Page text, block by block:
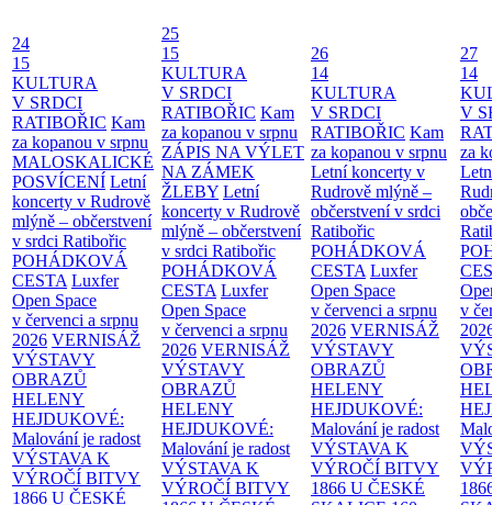
24
15
KULTURA
V SRDCI
RATIBOŘIC Kam
za kopanou v srpnu
MALOSKALICKÉ
POSVÍCENÍ Letní
koncerty v Rudrově
mlýně – občerstvení
v srdci Ratibořic
POHÁDKOVÁ
CESTA Luxfer
Open Space
v červenci a srpnu
2026 VERNISÁŽ
VÝSTAVY
OBRAZŮ
HELENY
HEJDUKOVÉ:
Malování je radost
VÝSTAVA K
VÝROČÍ BITVY
1866 U ČESKÉ
25
15
KULTURA
V SRDCI
RATIBOŘIC Kam
za kopanou v srpnu
ZÁPIS NA VÝLET
NA ZÁMEK
ŽLEBY Letní
koncerty v Rudrově
mlýně – občerstvení
v srdci Ratibořic
POHÁDKOVÁ
CESTA Luxfer
Open Space
v červenci a srpnu
2026 VERNISÁŽ
VÝSTAVY
OBRAZŮ
HELENY
HEJDUKOVÉ:
Malování je radost
VÝSTAVA K
VÝROČÍ BITVY
26
14
KULTURA
V SRDCI
RATIBOŘIC Kam
za kopanou v srpnu
Letní koncerty v
Rudrově mlýně –
občerstvení v srdci
Ratibořic
POHÁDKOVÁ
CESTA Luxfer
Open Space
v červenci a srpnu
2026 VERNISÁŽ
VÝSTAVY
OBRAZŮ
HELENY
HEJDUKOVÉ:
Malování je radost
VÝSTAVA K
VÝROČÍ BITVY
1866 U ČESKÉ
27
14
V
za
v